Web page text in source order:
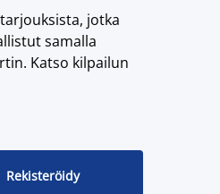
jotka
samalla
Katso kilpailun
Rekisteröidy